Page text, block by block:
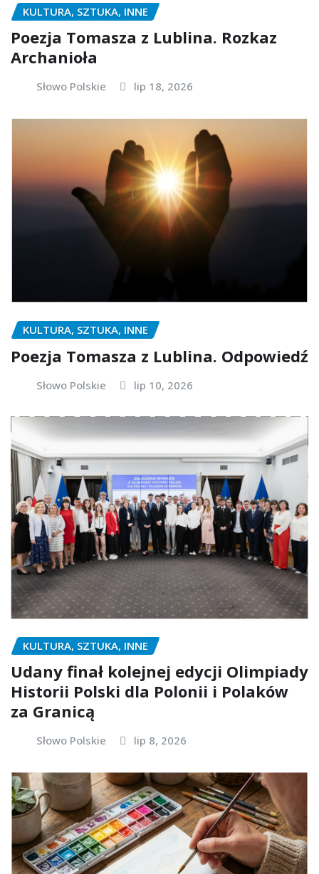
KULTURA, SZTUKA, INNE
Poezja Tomasza z Lublina. Rozkaz
Archanioła
Słowo Polskie lip 18, 2026
KULTURA, SZTUKA, INNE
Poezja Tomasza z Lublina. Odpowiedź
Słowo Polskie lip 10, 2026
KULTURA, SZTUKA, INNE
Udany finał kolejnej edycji Olimpiady
Historii Polski dla Polonii i Polaków
za Granicą
Słowo Polskie lip 8, 2026